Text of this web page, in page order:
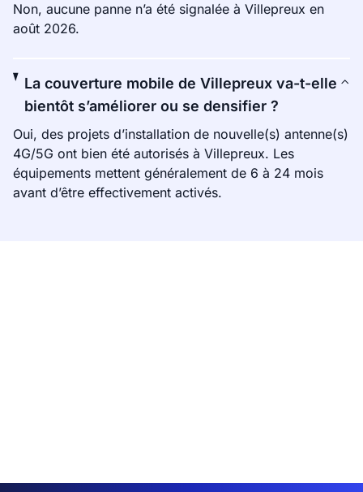
Non, aucune panne n’a été signalée à Villepreux en
août 2026.
La couverture mobile de Villepreux va-t-elle
bientôt s’améliorer ou se densifier ?
Oui, des projets d’installation de nouvelle(s) antenne(s)
4G/5G ont bien été autorisés à Villepreux. Les
équipements mettent généralement de 6 à 24 mois
avant d’être effectivement activés.